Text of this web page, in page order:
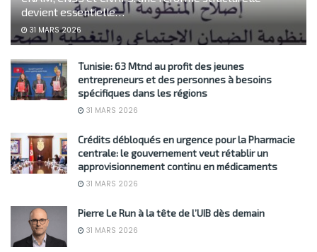
devient essentielle…
31 MARS 2026
Tunisie: 63 Mtnd au profit des jeunes
entrepreneurs et des personnes à besoins
spécifiques dans les régions
31 MARS 2026
Crédits débloqués en urgence pour la Pharmacie
centrale: le gouvernement veut rétablir un
approvisionnement continu en médicaments
31 MARS 2026
Pierre Le Run à la tête de l’UIB dès demain
31 MARS 2026